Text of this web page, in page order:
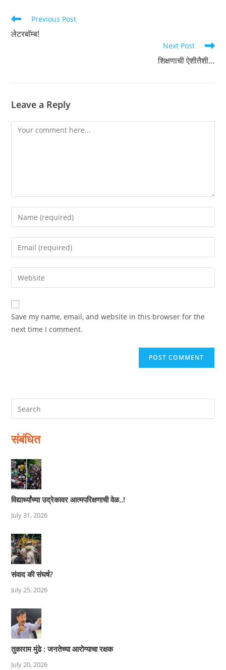
Read
more
articles
Previous Post
लेटरबॉम्ब!
Next Post
शिक्षणाची ऐशीतैशी…
Leave a Reply
Comment
Enter
your
name
comment
Enter
your
email
address
comment
Enter
your
website
URL
(optional)
Save my name, email, and website in this browser for the
next time I comment.
संबंधित
विद्यार्थ्यांच्या उद्रेकावर आत्मपरिक्षणाची वेळ..!
July 31, 2026
संवाद की संघर्ष?
July 25, 2026
तुकाराम मुंढे : जनतेच्या आरोग्याचा रक्षक
July 20, 2026